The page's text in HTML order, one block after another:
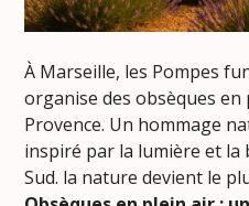
À Marseille, les Pompes
organise des obsèques
Provence. Un hommage
inspiré par la lumière et la
Sud. la nature devient le